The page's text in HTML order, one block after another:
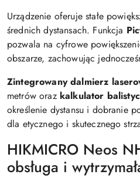
Urządzenie oferuje stałe
średnich dystansach. Funkcja
pozwala na cyfrowe
obszarze, zachowując
Zintegrowany dalmierz
metrów oraz kalkulator
określenie dystansu i dobranie
dla etycznego i skutecznego
HIKMICRO Neos
obsługa i